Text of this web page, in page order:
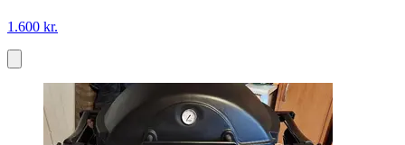
1.600 kr.